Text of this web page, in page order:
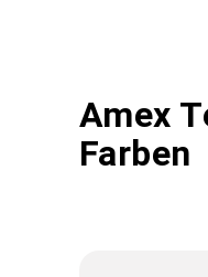
Amex
Farben